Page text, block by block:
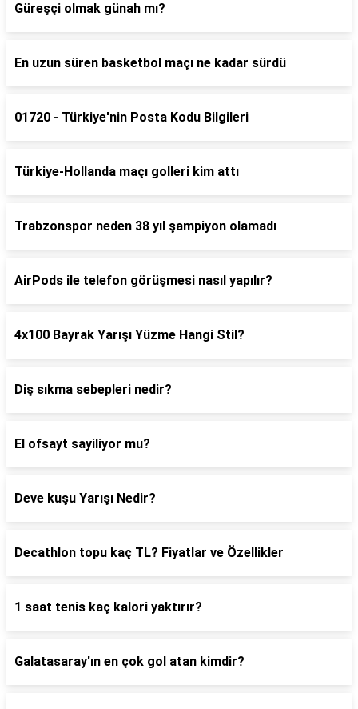
Güreşçi olmak günah mı?
En uzun süren basketbol maçı ne kadar sürdü
01720 - Türkiye'nin Posta Kodu Bilgileri
Türkiye-Hollanda maçı golleri kim attı
Trabzonspor neden 38 yıl şampiyon olamadı
AirPods ile telefon görüşmesi nasıl yapılır?
4x100 Bayrak Yarışı Yüzme Hangi Stil?
Diş sıkma sebepleri nedir?
El ofsayt sayiliyor mu?
Deve kuşu Yarışı Nedir?
Decathlon topu kaç TL? Fiyatlar ve Özellikler
1 saat tenis kaç kalori yaktırır?
Galatasaray'ın en çok gol atan kimdir?